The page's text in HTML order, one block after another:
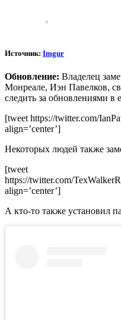
Источник: Imgur
Обновление: Владелец
Монреале, Иэн Павелков,
следить за обновлениями в
[tweet https://twitter.com/
align=’center’]
Некоторых людей также
[tweet
https://twitter.com/
align=’center’]
А кто-то также установил